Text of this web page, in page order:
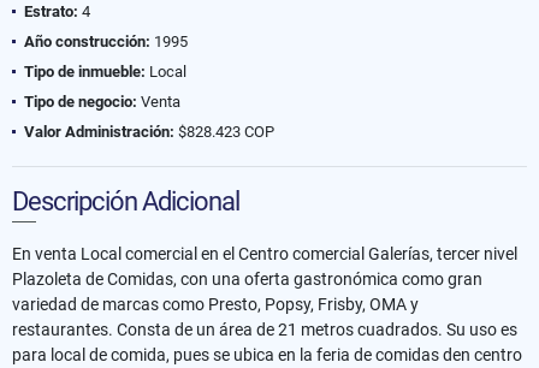
Estrato: 4
Año construcción: 1995
Tipo de inmueble: Local
Tipo de negocio: Venta
Valor Administración: $828.423 COP
Descripción Adicional
En venta Local comercial en el Centro comercial Galerías, tercer nivel
Plazoleta de Comidas, con una oferta gastronómica como gran
variedad de marcas como Presto, Popsy, Frisby, OMA y
restaurantes. Consta de un área de 21 metros cuadrados. Su uso es
para local de comida, pues se ubica en la feria de comidas den centro